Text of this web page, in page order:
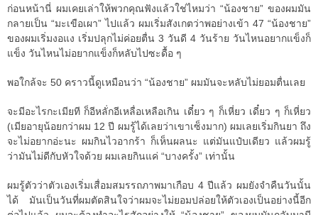
ก่อนหน้านี่ ผมเคยเล่าให้พวกคุณฟังแล้วใช่ไหมว่า “น้องชาย” ของผมมัน
กลายเป็น “มะเขือเผา” ไปแล้ว ผมเริ่มสังเกตว่าพอย่างเข้า 47 “น้องชาย”
ของผมเริ่มงอแง เริ่มปลุกไม่ค่อยตื่น 3 วันดี 4 วันร้าย วันไหนอยากแข็งก็
แข็ง วันไหนไม่อยากแข็งก็หลับไปซะดื้อ ๆ
พอใกล้จะ 50 คราวนี้ดูเหมือนว่า “น้องชาย” ผมมันจะหลับไม่ยอมตื่นเลย
จะมีอะไรกะเมียที ก็อีหลั่กอีเหลื่อเหลือเกิน เดี๋ยว ๆ ก็เหี่ยว เดี๋ยว ๆ ก็เหี่ยว
(เมียอายุน้อยกว่าผม 12 ปี ผมรู้ได้เลยว่าเขาเซ็งมาก) ผมเลยเริ่มกินยา ถึง
จะไม่อยากอ่ะนะ ผมกินไวอากร้า ก็เห็นผลนะ แต่มันแป๋บเดียว แล้วผมรู้
ว่ามันไม่ดีกับหัวใจด้วย ผมเลยกินแค่ “บางครั้ง” เท่านั้น
ผมรู้ตัวว่าตัวเองเริ่มเสื่อมสมรรถภาพมาเกือบ 4 ปีแล้ว ผมยังจำคืนวันนั้น
ได้ มันเป็นวันที่ผมตัดสินใจว่าผมจะไม่ยอมปล่อยให้ตัวเองเป็นอย่างนี้อีก